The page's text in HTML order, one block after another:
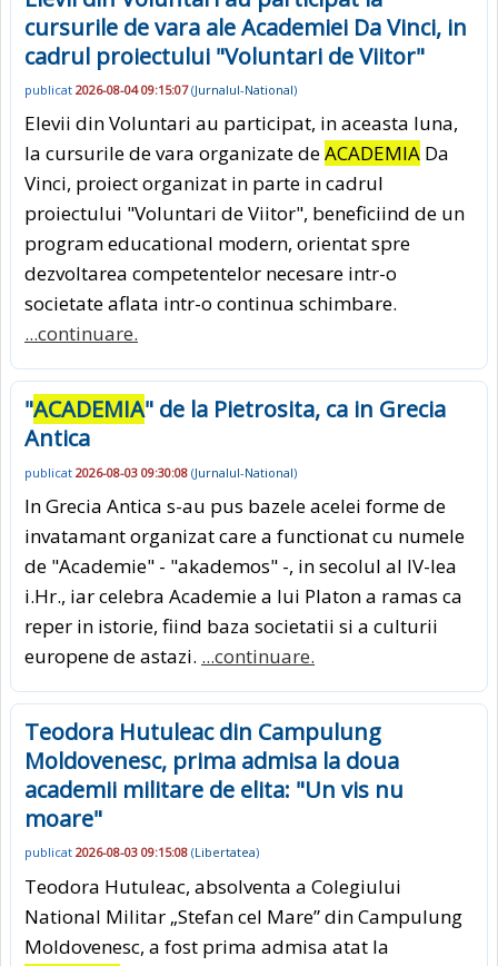
cursurile de vara ale Academiei Da Vinci, in
cadrul proiectului "Voluntari de Viitor"
publicat 2026-08-04 09:15:07(Jurnalul-National)
Elevii din Voluntari au participat, in aceasta luna,
la cursurile de vara organizate deACADEMIA Da
Vinci, proiect organizat in parte in cadrul
proiectului "Voluntari de Viitor", beneficiind de un
program educational modern, orientat spre
dezvoltarea competentelor necesare intr-o
societate aflata intr-o continua schimbare.
...continuare.
"ACADEMIA" de la Pietrosita, ca in Grecia
Antica
publicat 2026-08-03 09:30:08 (Jurnalul-National)
In Grecia Antica s-au pus bazele acelei forme de
invatamant organizat care a functionat cu numele
de "Academie" - "akademos" -, in secolul al IV-lea
i.Hr., iar celebra Academie a lui Platon a ramas ca
reper in istorie, fiind baza societatii si a culturii
europene de astazi. ...continuare.
Teodora Hutuleac din Campulung
Moldovenesc, prima admisa la doua
academii militare de elita: "Un vis nu
moare"
publicat 2026-08-03 09:15:08 (Libertatea)
Teodora Hutuleac, absolventa a Colegiului
National Militar „Stefan cel Mare” din Campulung
Moldovenesc, a fost prima admisa atat la